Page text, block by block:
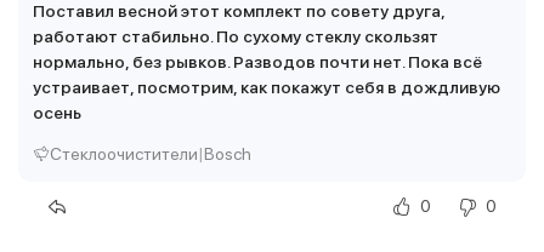
Поставил весной этот комплект по совету друга,
работают стабильно. По сухому стеклу скользят
нормально, без рывков. Разводов почти нет. Пока всё
устраивает, посмотрим, как покажут себя в дождливую
осень
Стеклоочистители|Bosch
0 0